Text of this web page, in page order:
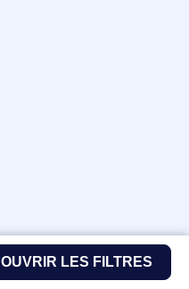
OUVRIR LES FILTRES